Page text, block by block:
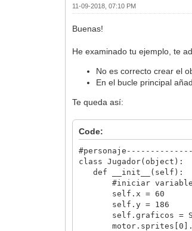
elif
if
11-09-2018, 07:10 PM
Buenas!
He examinado tu ejemplo, te
No es correcto crear el
En el bucle principal
Te queda así:
Code:
class Jugador(object):
def __init__(self):
#iniciar variables
self.x = 60
self.y = 186
self.graficos =